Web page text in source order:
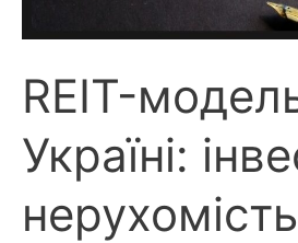
REIT-
Україні: